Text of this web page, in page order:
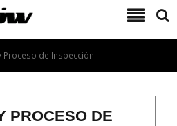
Proceso de Inspección
PROCESO DE